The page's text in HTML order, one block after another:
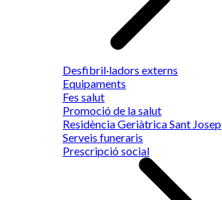
Desfibril·ladors externs
Equipaments
Fes salut
Promoció de la salut
Residència Geriàtrica Sant Josep
Serveis funeraris
Prescripció social